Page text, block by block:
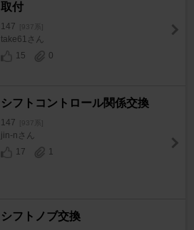
取付
147 [937系]
take61さん
15
0
シフトコントロール関係交換
147 [937系]
jin-nさん
17
1
シフトノブ交換